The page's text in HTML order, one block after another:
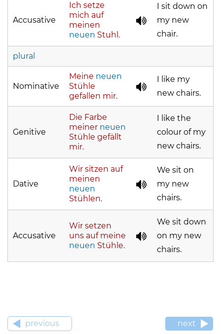
Accusative
Ich setze
mich auf
meinen
neuen Stuhl.
I sit down on
my new
chair.
plural
Nominative
Meine neuen
Stühle
gefallen mir.
I like my
new chairs.
Genitive
Die Farbe
meiner neuen
Stühle gefällt
mir.
I like the
colour of my
new chairs.
Dative
Wir sitzen auf
meinen
neuen
Stühlen.
We sit on
my new
chairs.
Accusative
Wir setzen
uns auf meine
neuen Stühle.
We sit down
on my new
chairs.
previous next